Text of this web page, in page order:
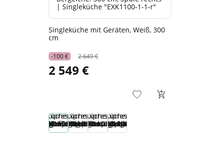
Singleküche mit Geräten, Weiß, 300
cm
-100 € 2 649 €
2 549 €